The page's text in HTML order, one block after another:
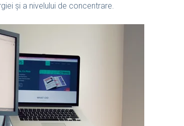
și a nivelului de concentrare.